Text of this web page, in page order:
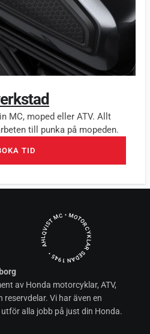
MC, moped eller ATV. Allt
till punka på mopeden.
TID
AHLQVIST MC • MOTORCYKLAR SEDAN 1945 •
av Honda motorcyklar, ATV,
Vi har även en
alla jobb på just din Honda.